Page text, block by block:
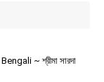
~ শ্রীমা সারদা